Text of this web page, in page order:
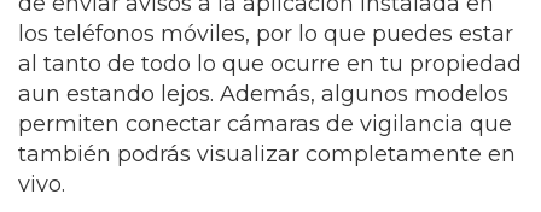
los teléfonos móviles, por lo que puedes estar
al tanto de todo lo que ocurre en tu propiedad
aun estando lejos. Además, algunos modelos
permiten conectar cámaras de vigilancia que
también podrás visualizar completamente en
vivo.